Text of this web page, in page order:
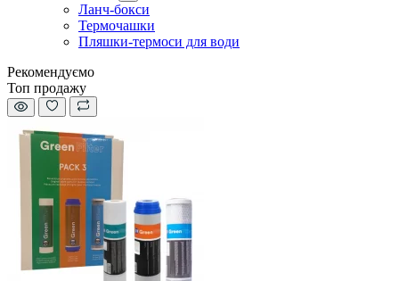
Ланч-бокси
Термочашки
Пляшки-термоси для води
Рекомендуємо
Топ продажу